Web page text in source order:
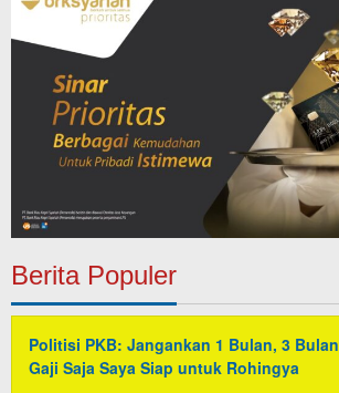
Berita Populer
Politisi PKB: Jangankan 1 Bulan, 3 Bulan
Gaji Saja Saya Siap untuk Rohingya